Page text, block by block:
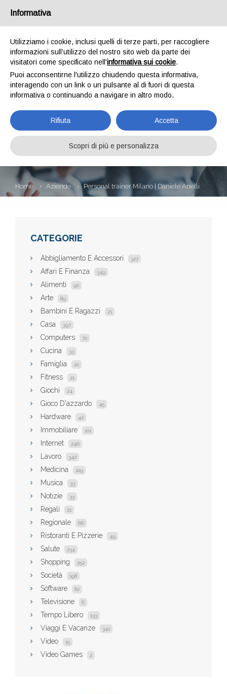
PERSONAL
TRAINER MILANO |
DANIELE ANELLI
Home Aziende Personal trainer Milano | Daniele Anelli
CATEGORIE
Abbigliamento E Accessori 327
Affari E Finanza 349
Alimenti 90
Arte 89
Bambini E Ragazzi 21
Casa 397
Computers 70
Cucina 33
Famiglia 20
Fitness 21
Giochi 24
Gioco D'azzardo 45
Hardware 42
Immobiliare 101
Internet 246
Lavoro 342
Medicina 109
Musica 33
Notizie 33
Regali 21
Regionale 66
Ristoranti E Pizzerie 49
Salute 234
Shopping 252
Società 198
Software 82
Televisione 6
Tempo Libero 133
Viaggi E Vacanze 341
Video 15
Video Games 2
Informativa
Utilizziamo i cookie, inclusi quelli di terze parti, per raccogliere
informazioni sull’utilizzo del nostro sito web da parte dei
visitatori come specificato nell'informativa sui cookie.
Puoi acconsentirne l'utilizzo chiudendo questa informativa,
interagendo con un link o un pulsante al di fuori di questa
informativa o continuando a navigare in altro modo.
Rifiuta Accetta
Scopri di più e personalizza